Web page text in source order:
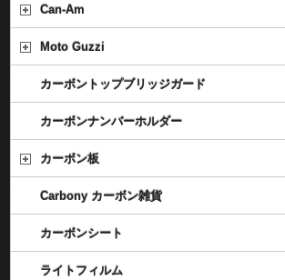
Can-Am
Moto Guzzi
カーボントップブリッジガード
カーボンナンバーホルダー
カーボン板
Carbony カーボン雑貨
カーボンシート
ライトフィルム